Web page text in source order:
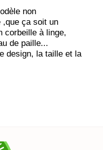
non
,que ça soit un
corbeille à linge,
de paille...
design, la taille et la